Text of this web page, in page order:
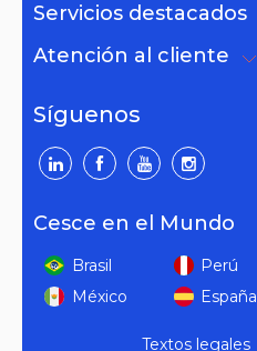
Servicios destacados
Atención al cliente
Síguenos
Cesce en el Mundo
Brasil Perú
México
España
Textos legales